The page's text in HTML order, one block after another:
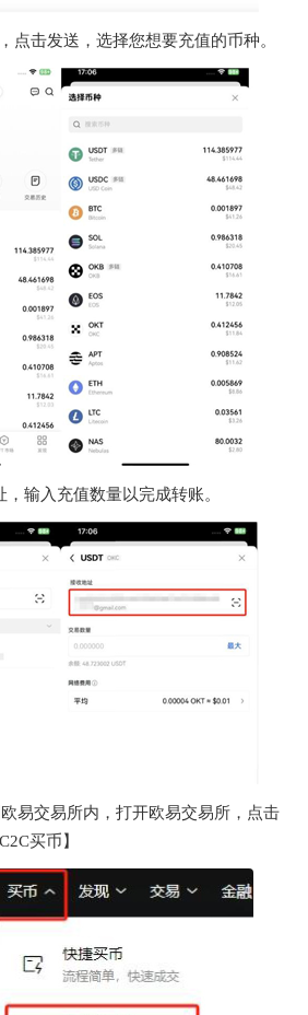
点击发送，选择您想要充值的币种。
输入充值数量以完成转账。
易交易所内，打开欧易交易所，点击
买币】